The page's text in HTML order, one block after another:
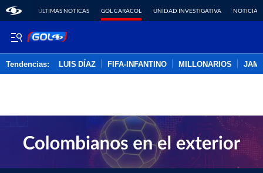
ÚLTIMAS NOTICAS GOL CARACOL UNIDAD INVESTIGATIVA NOTICIAS
Tendencias: LUIS DÍAZ FIFA-INFANTINO MILLONARIOS